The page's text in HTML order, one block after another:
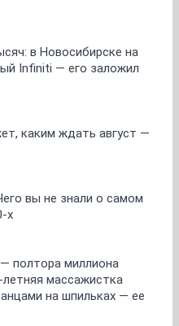
в Новосибирске на
Infiniti — его заложил
каким ждать август —
вы не знали о самом
х
полтора миллиона
массажистка
на шпильках — ее